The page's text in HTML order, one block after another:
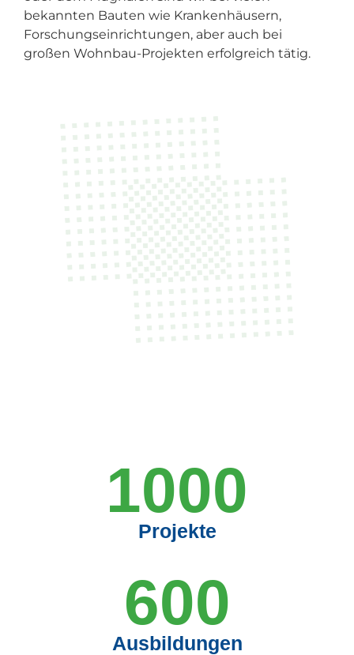
bekannten Bauten wie Krankenhäusern,
Forschungseinrichtungen, aber auch bei
großen Wohnbau-Projekten erfolgreich tätig.
1000
Projekte
600
Ausbildungen